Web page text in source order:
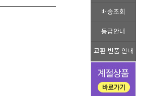
배송조회
등급안내
교환·반품 안내